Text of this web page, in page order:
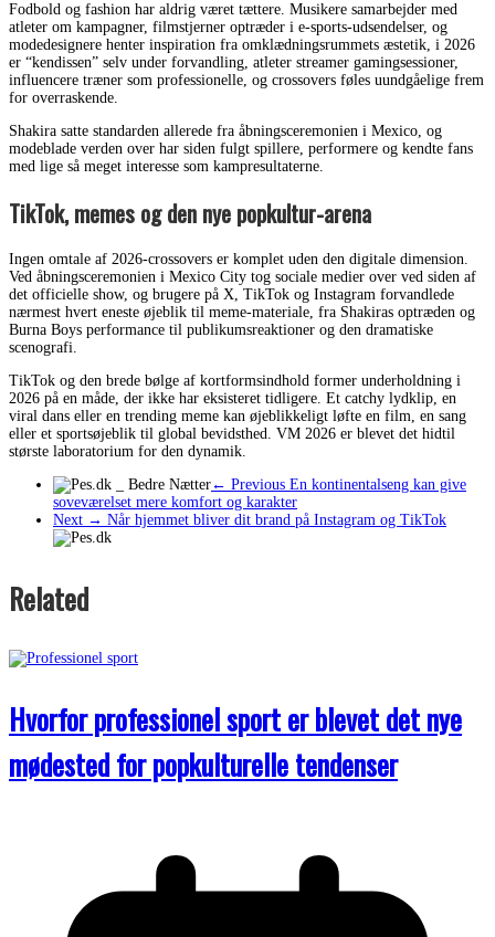
Fodbold og fashion har aldrig været tættere. Musikere samarbejder med
atleter om kampagner, filmstjerner optræder i e-sports-udsendelser, og
modedesignere henter inspiration fra omklædningsrummets æstetik, i 2026
er “kendissen” selv under forvandling, atleter streamer gamingsessioner,
influencere træner som professionelle, og crossovers føles uundgåelige frem
for overraskende.
Shakira satte standarden allerede fra åbningsceremonien i Mexico, og
modeblade verden over har siden fulgt spillere, performere og kendte fans
med lige så meget interesse som kampresultaterne.
TikTok, memes og den nye popkultur-arena
Ingen omtale af 2026-crossovers er komplet uden den digitale dimension.
Ved åbningsceremonien i Mexico City tog sociale medier over ved siden af
det officielle show, og brugere på X, TikTok og Instagram forvandlede
nærmest hvert eneste øjeblik til meme-materiale, fra Shakiras optræden og
Burna Boys performance til publikumsreaktioner og den dramatiske
scenografi.
TikTok og den brede bølge af kortformsindhold former underholdning i
2026 på en måde, der ikke har eksisteret tidligere. Et catchy lydklip, en
viral dans eller en trending meme kan øjeblikkeligt løfte en film, en sang
eller et sportsøjeblik til global bevidsthed. VM 2026 er blevet det hidtil
største laboratorium for den dynamik.
← Previous En kontinentalseng kan give
soveværelset mere komfort og karakter
Next → Når hjemmet bliver dit brand på Instagram og TikTok
Related
Hvorfor professionel sport er blevet det nye
mødested for popkulturelle tendenser